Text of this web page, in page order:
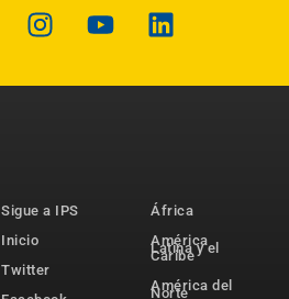
Sigue a IPS
Inicio
Twitter
África
América
Latina y el
Caribe
América del
Norte